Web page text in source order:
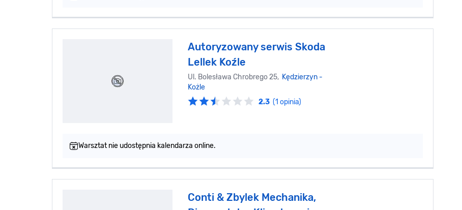
Autoryzowany serwis Skoda
Lellek Koźle
Ul. Bolesława Chrobrego 25, Kędzierzyn -
Kożle
2.3 (1 opinia)
Warsztat nie udostępnia kalendarza online.
Conti & Zbylek Mechanika,